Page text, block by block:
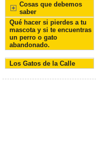
Cosas que debemos
saber
Qué hacer si pierdes a tu
mascota y si te encuentras
un perro o gato
abandonado.
Los Gatos de la Calle